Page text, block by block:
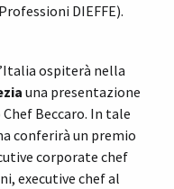
DIEFFE).
ospiterà nella
una presentazione
Beccaro. In tale
conferirà un premio
corporate chef
executive chef al